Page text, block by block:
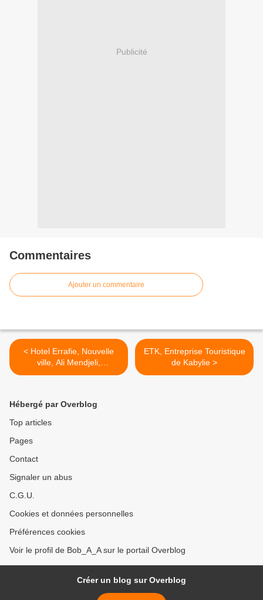
Publicité
Commentaires
Ajouter un commentaire
< Hotel Errafie, Nouvelle
ville, Ali Mendjeli,
Constantine
ETK, Entreprise Touristique
de Kabylie >
Hébergé par Overblog
Top articles
Pages
Contact
Signaler un abus
C.G.U.
Cookies et données personnelles
Préférences cookies
Voir le profil de Bob_A_A sur le portail Overblog
Créer un blog sur Overblog